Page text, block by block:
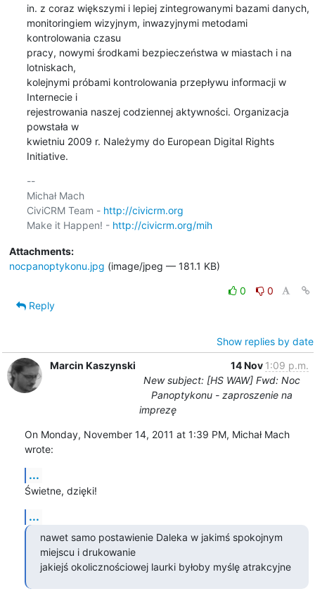
in. z coraz większymi i lepiej zintegrowanymi bazami danych,
monitoringiem wizyjnym, inwazyjnymi metodami
kontrolowania czasu
pracy, nowymi środkami bezpieczeństwa w miastach i na
lotniskach,
kolejnymi próbami kontrolowania przepływu informacji w
Internecie i
rejestrowania naszej codziennej aktywności. Organizacja
powstała w
kwietniu 2009 r. Należymy do European Digital Rights
Initiative.
--
Michał Mach
CiviCRM Team - http://civicrm.org
Make it Happen! - http://civicrm.org/mih
Attachments:
nocpanoptykonu.jpg (image/jpeg — 181.1 KB)
0
0
Reply
Show replies by date
Marcin Kaszynski
14 Nov 1:09 p.m.
New subject: [HS WAW] Fwd: Noc
Panoptykonu - zaproszenie na
imprezę
On Monday, November 14, 2011 at 1:39 PM, Michał Mach
wrote:
...
Świetne, dzięki!
...
nawet samo postawienie Daleka w jakimś spokojnym
miejscu i drukowanie
jakiejś okolicznościowej laurki byłoby myślę atrakcyjne